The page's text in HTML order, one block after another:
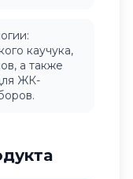
каучука,
а также
ЖК-